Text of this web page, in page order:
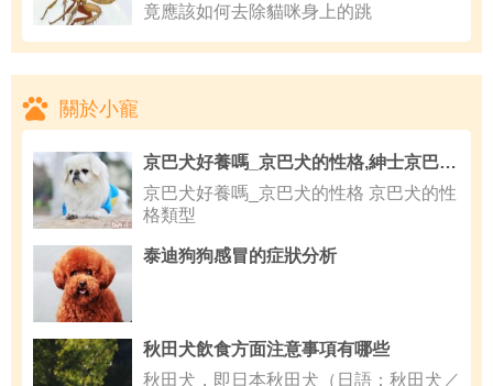
竟應該如何去除貓咪身上的跳
關於小寵
京巴犬好養嗎_京巴犬的性格,紳士京巴狗的培訓要點
京巴犬好養嗎_京巴犬的性格 京巴犬的性
格類型
泰迪狗狗感冒的症狀分析
秋田犬飲食方面注意事項有哪些
秋田犬，即日本秋田犬（日語：秋田犬／